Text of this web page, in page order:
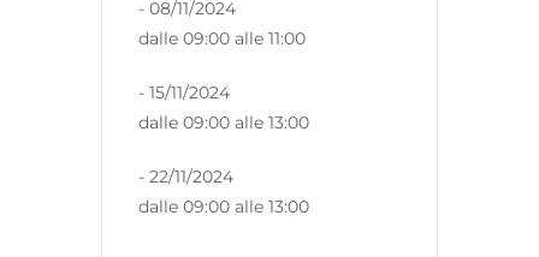
- 08/11/2024
dalle 09:00 alle 11:00
- 15/11/2024
dalle 09:00 alle 13:00
- 22/11/2024
dalle 09:00 alle 13:00